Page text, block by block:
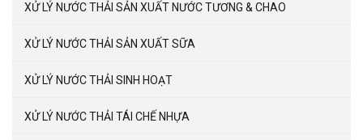
XỬ LÝ NƯỚC THẢI SẢN XUẤT NƯỚC TƯƠNG & CHAO
XỬ LÝ NƯỚC THẢI SẢN XUẤT SỮA
XỬ LÝ NƯỚC THẢI SINH HOẠT
XỬ LÝ NƯỚC THẢI TÁI CHẾ NHỰA